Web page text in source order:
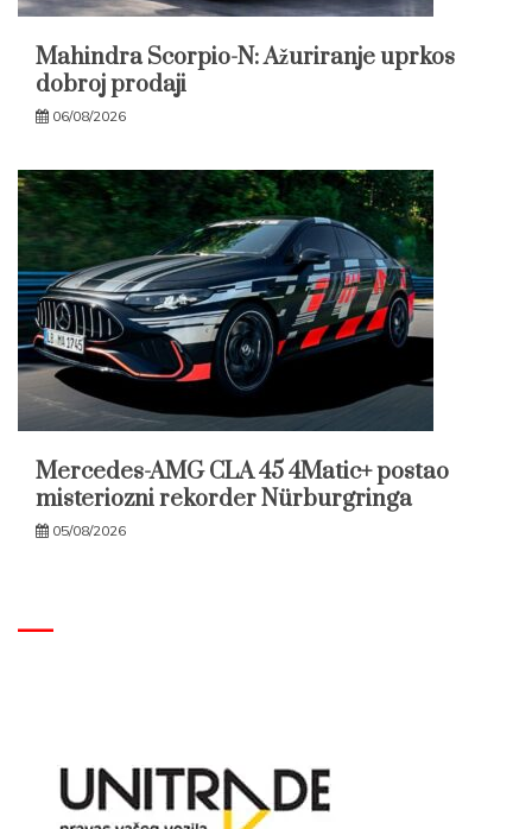
Mahindra Scorpio-N: Ažuriranje uprkos
dobroj prodaji
06/08/2026
Mercedes-AMG CLA 45 4Matic+ postao
misteriozni rekorder Nürburgringa
05/08/2026